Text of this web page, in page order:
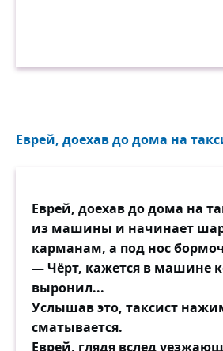
Еврей, доехав до дома на
Еврей, доехав до дома на
из машины и начинает
карманам, а под нос
— Чёрт, кажется в машине
выронил...
Услышав это, таксист
сматывается.
Еврей, глядя вслед